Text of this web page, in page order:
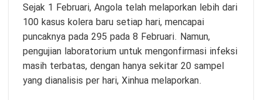
Sejak 1 Februari, Angola telah melaporkan lebih dari
100 kasus kolera baru setiap hari, mencapai
puncaknya pada 295 pada 8 Februari. Namun,
pengujian laboratorium untuk mengonfirmasi infeksi
masih terbatas, dengan hanya sekitar 20 sampel
yang dianalisis per hari, Xinhua melaporkan.